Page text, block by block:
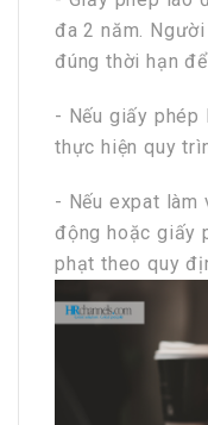
đa 2 năm.
đúng thời hạn
- Nếu giấy phép
thực hiện quy
- Nếu expat làm
động hoặc giấy
phạt theo quy